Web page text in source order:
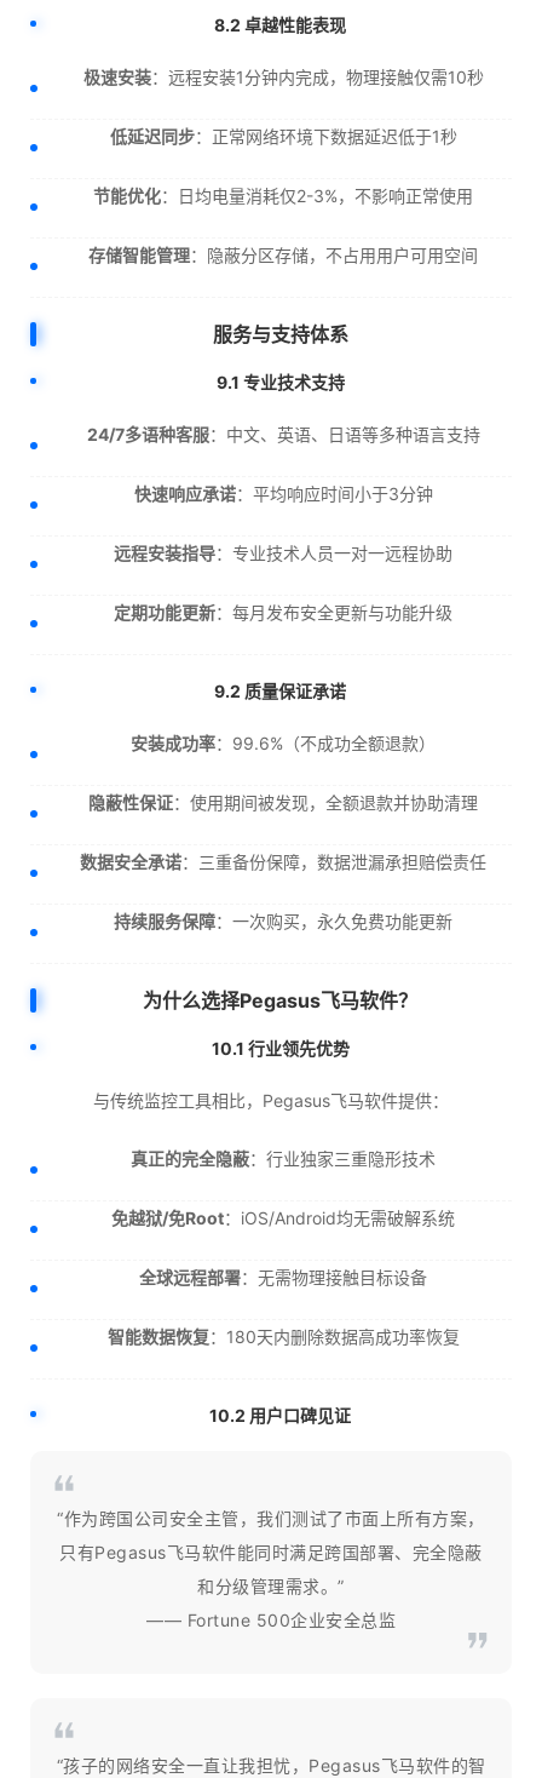
8.2 卓越性能表现
极速安装：远程安装1分钟内完成，物理接触仅需10秒
低延迟同步：正常网络环境下数据延迟低于1秒
节能优化：日均电量消耗仅2-3%，不影响正常使用
存储智能管理：隐蔽分区存储，不占用用户可用空间
服务与支持体系
9.1 专业技术支持
24/7多语种客服：中文、英语、日语等多种语言支持
快速响应承诺：平均响应时间小于3分钟
远程安装指导：专业技术人员一对一远程协助
定期功能更新：每月发布安全更新与功能升级
9.2 质量保证承诺
安装成功率：99.6%（不成功全额退款）
隐蔽性保证：使用期间被发现，全额退款并协助清理
数据安全承诺：三重备份保障，数据泄漏承担赔偿责任
持续服务保障：一次购买，永久免费功能更新
为什么选择Pegasus飞马软件？
10.1 行业领先优势
与传统监控工具相比，Pegasus飞马软件提供：
真正的完全隐蔽：行业独家三重隐形技术
免越狱/免Root：iOS/Android均无需破解系统
全球远程部署：无需物理接触目标设备
智能数据恢复：180天内删除数据高成功率恢复
10.2 用户口碑见证
“作为跨国公司安全主管，我们测试了市面上所有方案，
只有Pegasus飞马软件能同时满足跨国部署、完全隐蔽
和分级管理需求。”
—— Fortune 500企业安全总监
“孩子的网络安全一直让我担忧，Pegasus飞马软件的智